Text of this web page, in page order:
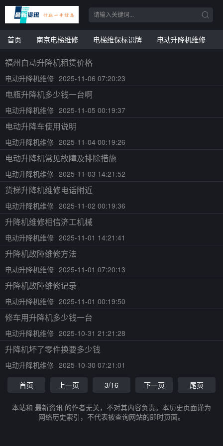
首页 南京电梯维修 电梯维保标识牌 电动升降机维修
福州自动升降机租赁价格
电动升降机维修 2025-11-06 07:20:23
电瓶升降机多少钱一台啊
电动升降机维修 2025-11-05 00:19:37
电动升降车使用说明
电动升降机维修 2025-11-04 00:19:26
电动升降机常见故障及排除措施
电动升降机维修 2025-11-03 14:21:52
货梯升降机维修电话附近
电动升降机维修 2025-11-02 00:19:36
升降机维修相信济工机械
电动升降机维修 2025-11-01 14:21:41
升降机故障维修方法
电动升降机维修 2025-11-01 07:20:13
升降机故障维修记录
电动升降机维修 2025-11-01 00:19:50
修车用升降机多少钱一台
电动升降机维修 2025-10-31 21:21:28
升降机坏了零件换要多少钱
电动升降机维修 2025-10-30 07:21:01
首页
上一页 3/16 下一页 尾页
本站和 最新资讯 的作者无关，不对其内容负责。本历史页面谨为
网络历史索引，不代表被查询网站的即时页面。